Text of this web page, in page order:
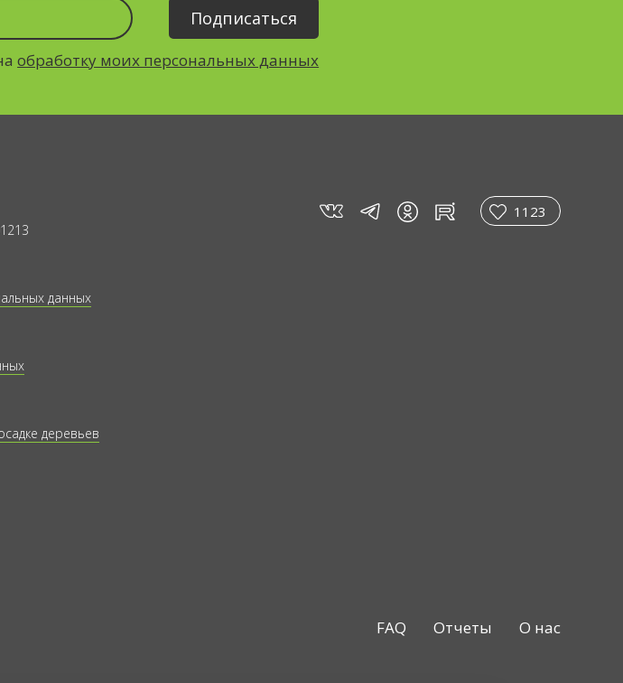
обработку моих персональных данных
данных
деревьев
vk tg in rt 1123
О нас
Отчеты
FAQ